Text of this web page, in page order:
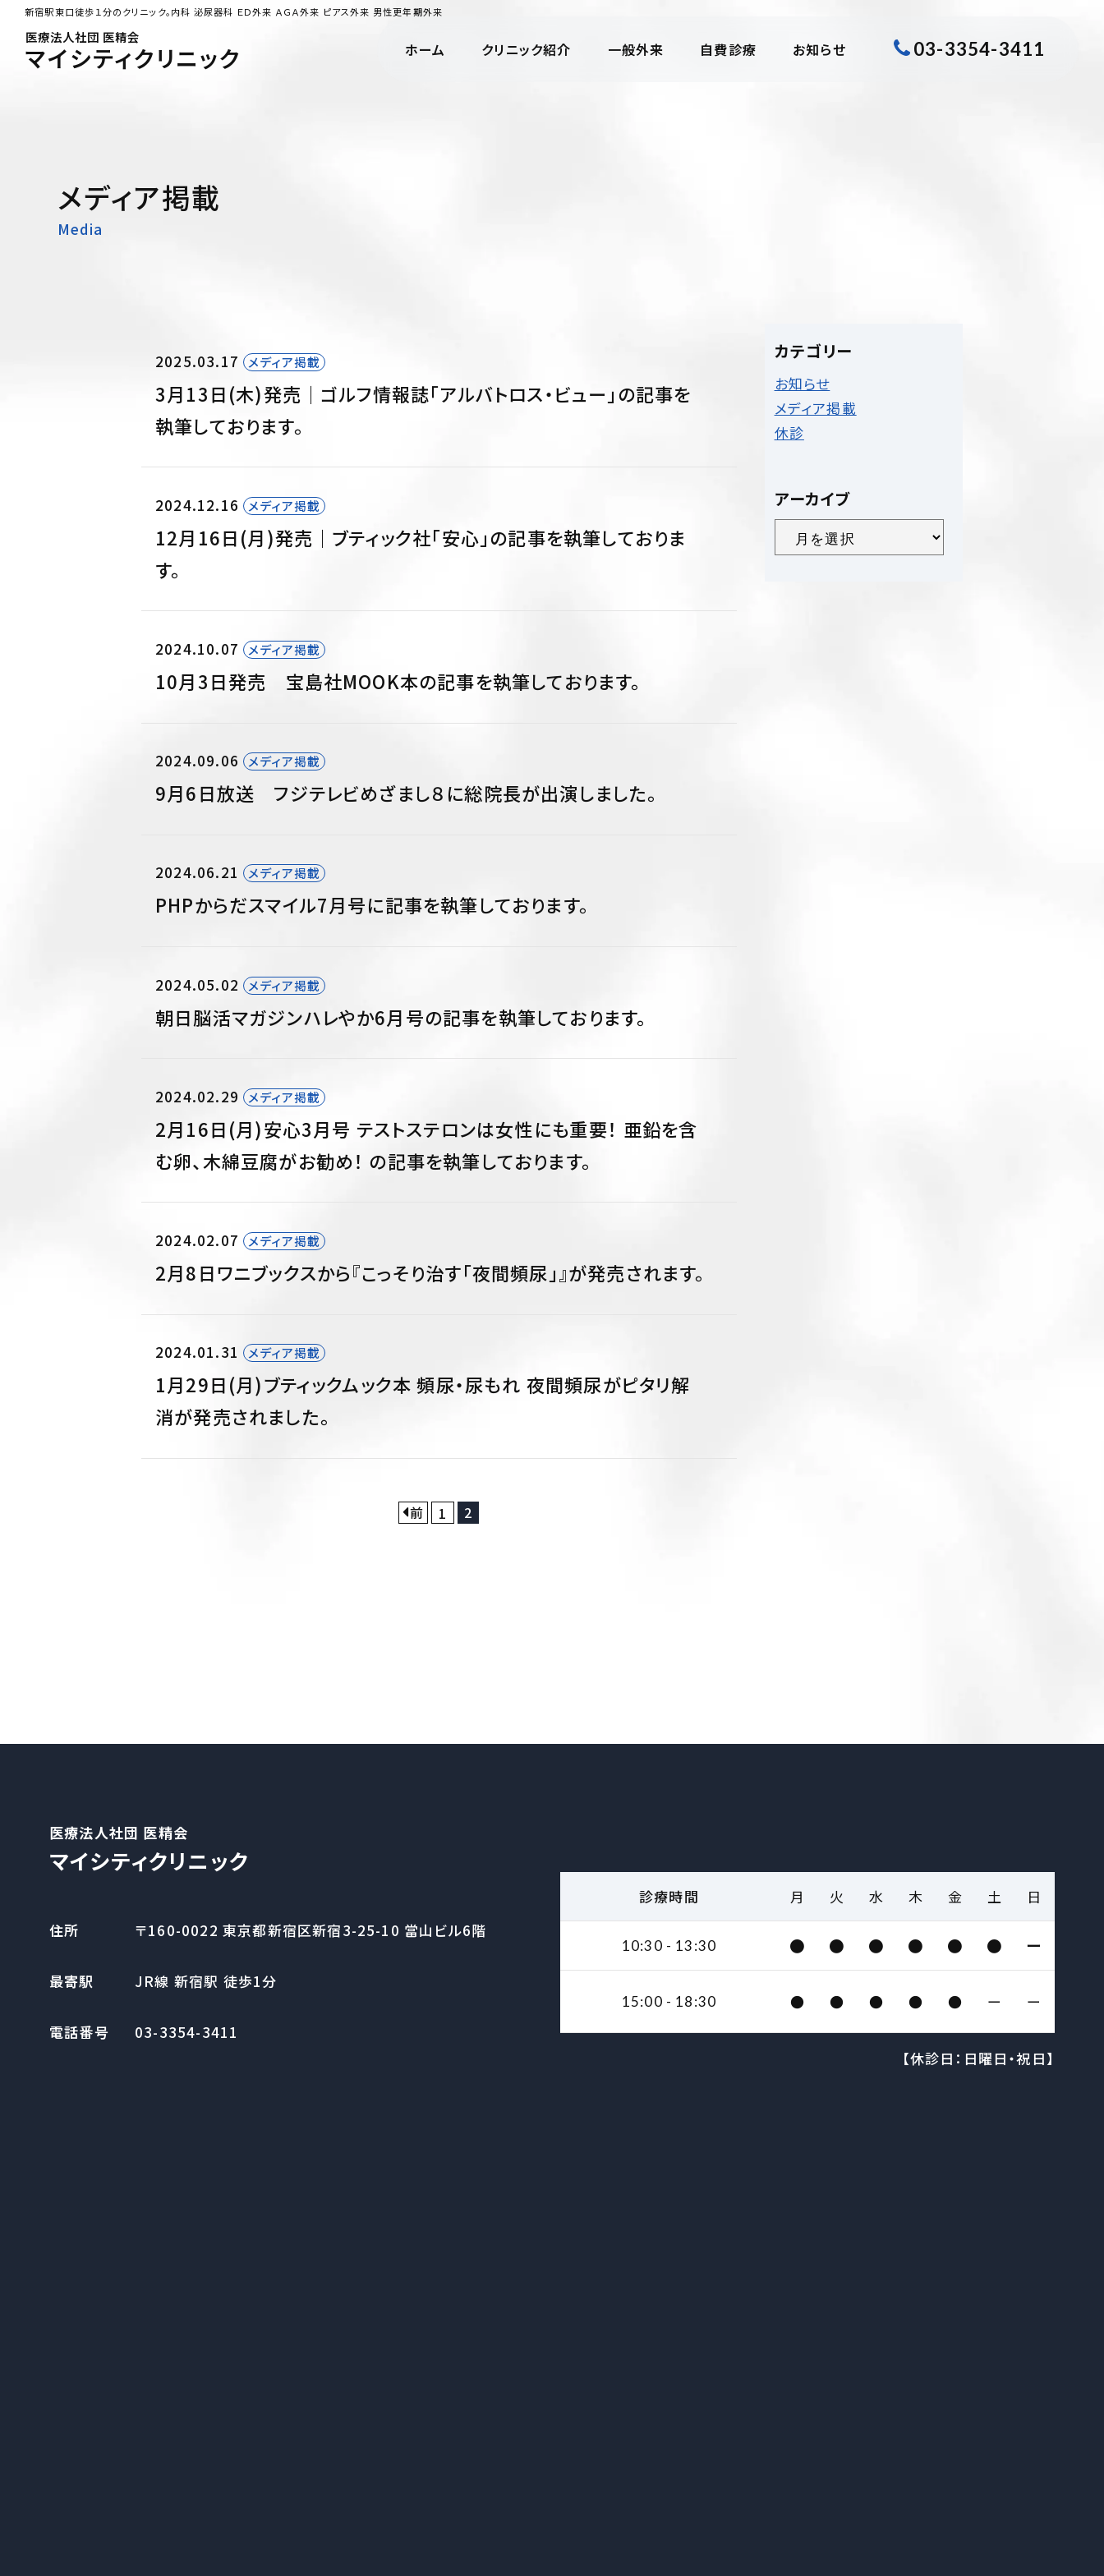
新宿駅東口徒歩１分のクリニック。内科 泌尿器科 ＥＤ外来 ＡＧＡ外来 ピアス外来 男性更年期外来
医療法人社団 医精会
マイシティクリニック ホーム クリニック紹介 一般外来 自費診療 お知らせ 03-3354-3411
メディア掲載
Media
3月13日(木)発売｜ゴルフ情報誌「アルバトロス・ビュー」の記事を
執筆しております。
2025.03.17 メディア掲載
12月16日(月)発売｜ブティック社「安心」の記事を執筆しておりま
す。
2024.12.16 メディア掲載
10月3日発売 宝島社MOOK本の記事を執筆しております。
2024.10.07 メディア掲載
9月6日放送 フジテレビめざまし８に総院長が出演しました。
2024.09.06 メディア掲載
PHPからだスマイル7月号に記事を執筆しております。
2024.06.21 メディア掲載
朝日脳活マガジンハレやか6月号の記事を執筆しております。
2024.05.02 メディア掲載
2月16日(月)安心3月号 テストステロンは女性にも重要！ 亜鉛を含
む卵、木綿豆腐がお勧め！ の記事を執筆しております。
2024.02.29 メディア掲載
2月8日ワニブックスから『こっそり治す「夜間頻尿」』が発売されます。
2024.02.07 メディア掲載
1月29日(月)ブティックムック本 頻尿・尿もれ 夜間頻尿がピタリ解
消が発売されました。
2024.01.31 メディア掲載
前 1 2
カテゴリー
お知らせ
メディア掲載
休診
アーカイブ
ー
医療法人社団 医精会
マイシティクリニック
住所 〒160-0022 東京都新宿区新宿3-25-10 當山ビル6階
最寄駅 JR線 新宿駅 徒歩1分
電話番号 03-3354-3411
診療時間 月 火 水 木 金 土 日
10:30 - 13:30 ● ● ● ● ● ● ー
15:00 - 18:30 ● ● ● ● ● ー ー
【休診日：日曜日・祝日】
ホーム
クリニック紹介
医師紹介
泌尿器科
男性更年期外来